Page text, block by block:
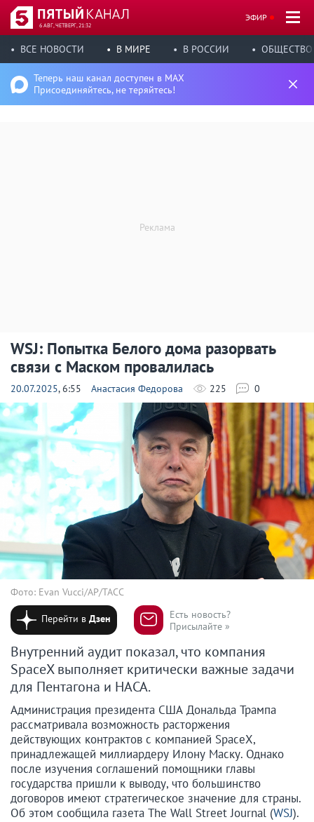
6 АВГ, ЧЕТВЕРГ, 21:32
ЭФИР
ВСЕ НОВОСТИ В МИРЕ В РОССИИ ОБЩЕСТВО
Теперь наш канал доступен в MAX
Присоединяйтесь, не теряйтесь!
WSJ: Попытка Белого дома разорвать
связи с Маском провалилась
20.07.2025, 6:55 Анастасия Федорова 225 0
Фото: Evan Vucci/AP/ТАСС
Перейти вДзен
Есть новость?
Присылайте »
Внутренний аудит показал, что компания
SpaceX выполняет критически важные задачи
для Пентагона и НАСА.
Администрация президента США Дональда Трампа
рассматривала возможность расторжения
действующих контрактов с компанией SpaceX,
принадлежащей миллиардеру Илону Маску. Однако
после изучения соглашений помощники главы
государства пришли к выводу, что большинство
договоров имеют стратегическое значение для страны.
Об этом сообщила газета The Wall Street Journal (WSJ).